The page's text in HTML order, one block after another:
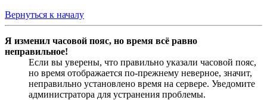
Вернуться к началу
Я изменил часовой пояс, но время всё равно
неправильное!
Если вы уверены, что правильно указали часовой пояс,
но время отображается по-прежнему неверное, значит,
неправильно установлено время на сервере. Уведомите
администратора для устранения проблемы.